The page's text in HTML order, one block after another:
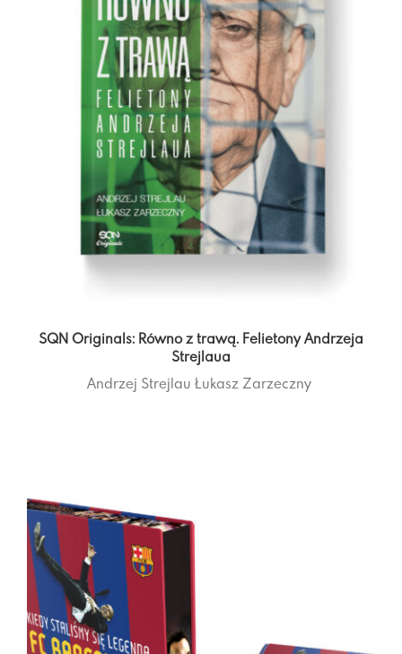
SQN Originals: Równo z trawą. Felietony Andrzeja
Strejlaua
Andrzej Strejlau Łukasz Zarzeczny